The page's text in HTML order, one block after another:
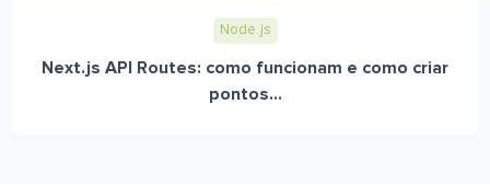
Node.js
Next.js API Routes: como funcionam e como criar
pontos...